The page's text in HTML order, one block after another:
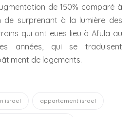
de 150% comparé à
de surprenant à la lumière des
qui ont eues lieu à Afula au
années, qui se traduisent
de logements.
israel appartement israel